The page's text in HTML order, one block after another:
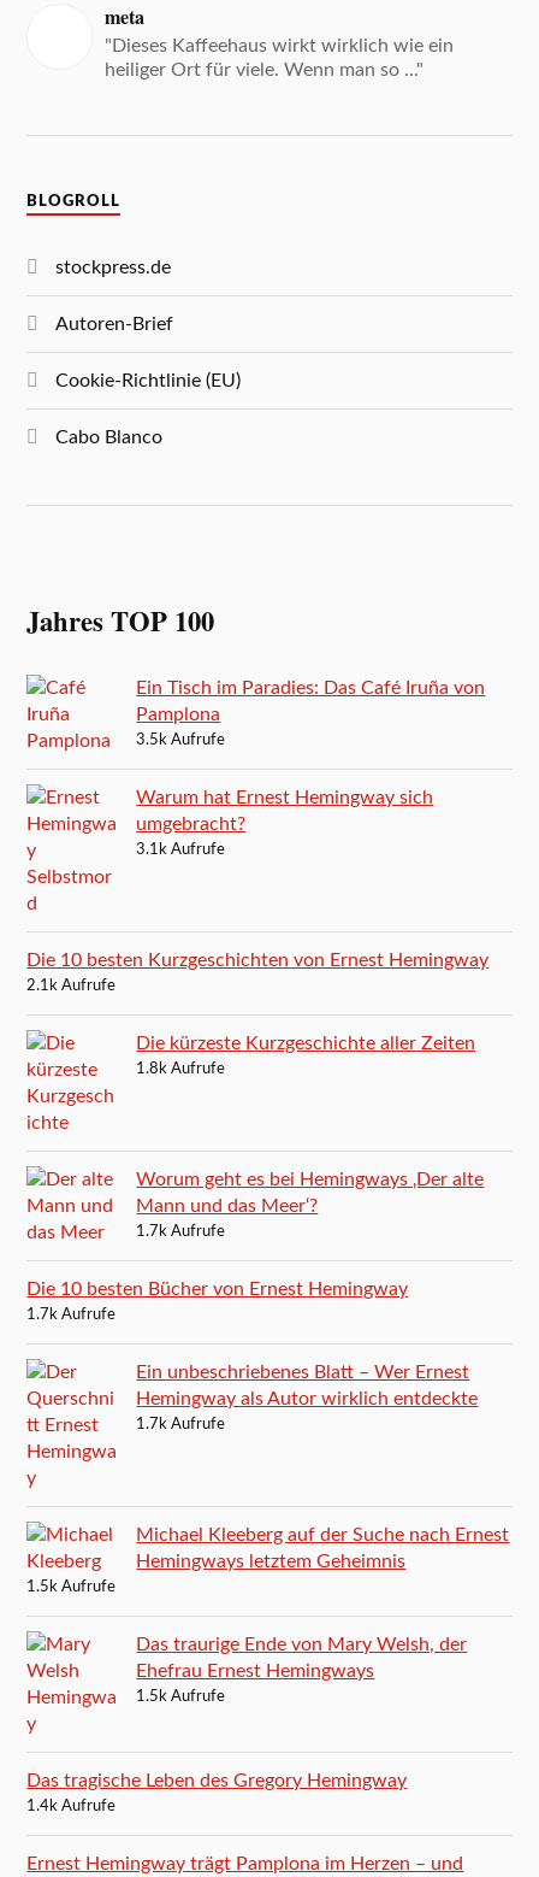
meta
"Dieses Kaffeehaus wirkt wirklich wie ein
heiliger Ort für viele. Wenn man so ..."
BLOGROLL
stockpress.de
Autoren-Brief
Cookie-Richtlinie (EU)
Cabo Blanco
Jahres TOP 100
Ein Tisch im Paradies: Das Café Iruña von
Pamplona
3.5k Aufrufe
Warum hat Ernest Hemingway sich
umgebracht?
3.1k Aufrufe
Die 10 besten Kurzgeschichten von Ernest Hemingway
2.1k Aufrufe
Die kürzeste Kurzgeschichte aller Zeiten
1.8k Aufrufe
Worum geht es bei Hemingways ‚Der alte
Mann und das Meer‘?
1.7k Aufrufe
Die 10 besten Bücher von Ernest Hemingway
1.7k Aufrufe
Ein unbeschriebenes Blatt – Wer Ernest
Hemingway als Autor wirklich entdeckte
1.7k Aufrufe
Michael Kleeberg auf der Suche nach Ernest
Hemingways letztem Geheimnis
1.5k Aufrufe
Das traurige Ende von Mary Welsh, der
Ehefrau Ernest Hemingways
1.5k Aufrufe
Das tragische Leben des Gregory Hemingway
1.4k Aufrufe
Ernest Hemingway trägt Pamplona im Herzen – und